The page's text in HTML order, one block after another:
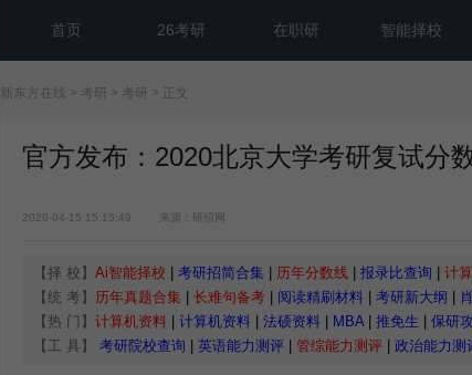
首页 26考研 在职研 智能择校
新东方在线 > 考研 > 考研 > 正文
官方发布：2020北京大学考研复试分
2020-04-15 15:15:49 来源：研招网
【择 校】 Ai智能择校 考研招简合集 历年分数线 报录比查询 计
【统 考】 历年真题合集 长难句备考 阅读精刷材料 考研新大纲
【热 门】 计算机资料 计算机资料 法硕资料 MBA| 推免生
保研
【工 具】
考研院校查询 英语能力测评 管综能力测评 政治能力测